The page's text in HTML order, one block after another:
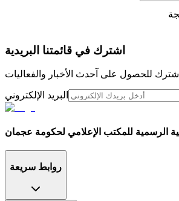
اشترك في قائمتنا البريدية
اشترك للحصول على آحدث الأخبار والفعاليات
البريد الإلكتروني
روابط سريعة